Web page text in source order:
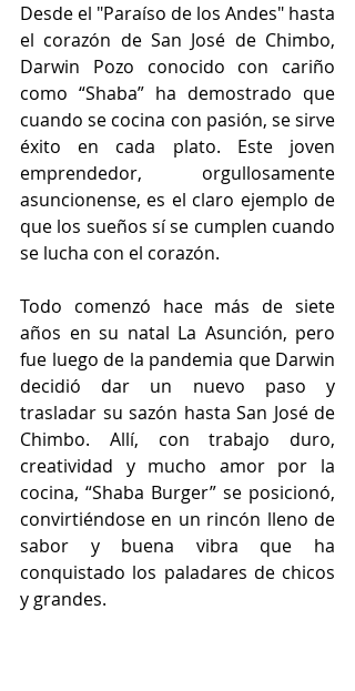
Desde el "Paraíso de los Andes" hasta
el corazón de San José de Chimbo,
Darwin Pozo conocido con cariño
como “Shaba” ha demostrado que
cuando se cocina con pasión, se sirve
éxito en cada plato. Este joven
emprendedor, orgullosamente
asuncionense, es el claro ejemplo de
que los sueños sí se cumplen cuando
se lucha con el corazón.
Todo comenzó hace más de siete
años en su natal La Asunción, pero
fue luego de la pandemia que Darwin
decidió dar un nuevo paso y
trasladar su sazón hasta San José de
Chimbo. Allí, con trabajo duro,
creatividad y mucho amor por la
cocina, “Shaba Burger” se posicionó,
convirtiéndose en un rincón lleno de
sabor y buena vibra que ha
conquistado los paladares de chicos
y grandes.